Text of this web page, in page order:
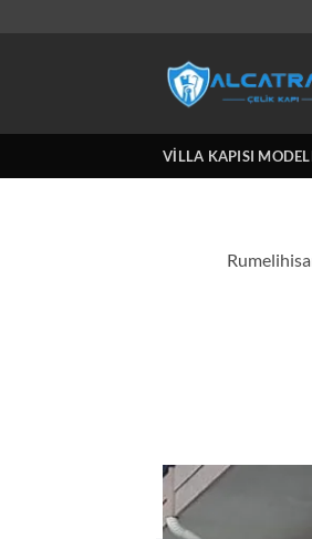
VILLA KAPISI